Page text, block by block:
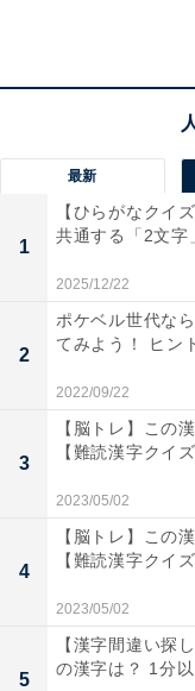
・
おめでた過ぎる!?
鈴」を有する神社
最新
1
【ひらがなクイ
共通する「2文字
2025/12/22
2
ポケベル世代な
てみよう！ ヒン
2022/09/22
3
【脳トレ】この
【難読漢字クイズ
2023/05/02
4
【脳トレ】この
【難読漢字クイズ
2023/05/02
5
【漢字間違い探
の漢字は？ 1分